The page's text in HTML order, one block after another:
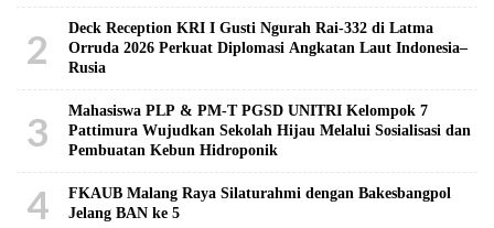
2
Deck Reception KRI I Gusti Ngurah Rai-332 di Latma
Orruda 2026 Perkuat Diplomasi Angkatan Laut Indonesia–
Rusia
3
Mahasiswa PLP & PM-T PGSD UNITRI Kelompok 7
Pattimura Wujudkan Sekolah Hijau Melalui Sosialisasi dan
Pembuatan Kebun Hidroponik
4
FKAUB Malang Raya Silaturahmi dengan Bakesbangpol
Jelang BAN ke 5